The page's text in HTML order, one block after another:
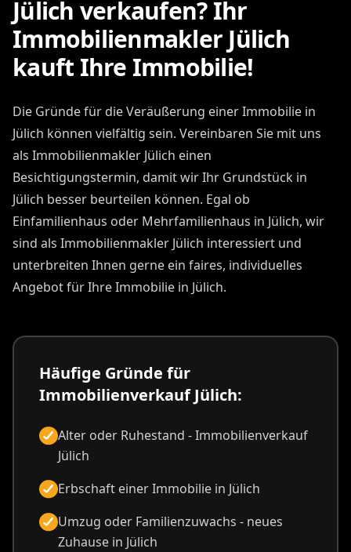
Jülich verkaufen? Ihr
Immobilienmakler Jülich
kauft Ihre Immobilie!
Die Gründe für die Veräußerung einer Immobilie in
Jülich können vielfältig sein. Vereinbaren Sie mit uns
als Immobilienmakler Jülich einen
Besichtigungstermin, damit wir Ihr Grundstück in
Jülich besser beurteilen können. Egal ob
Einfamilienhaus oder Mehrfamilienhaus in Jülich, wir
sind als Immobilienmakler Jülich interessiert und
unterbreiten Ihnen gerne ein faires, individuelles
Angebot für Ihre Immobilie in Jülich.
Häufige Gründe für
Immobilienverkauf Jülich:
Alter oder Ruhestand - Immobilienverkauf
Jülich
Erbschaft einer Immobilie in Jülich
Umzug oder Familienzuwachs - neues
Zuhause in Jülich